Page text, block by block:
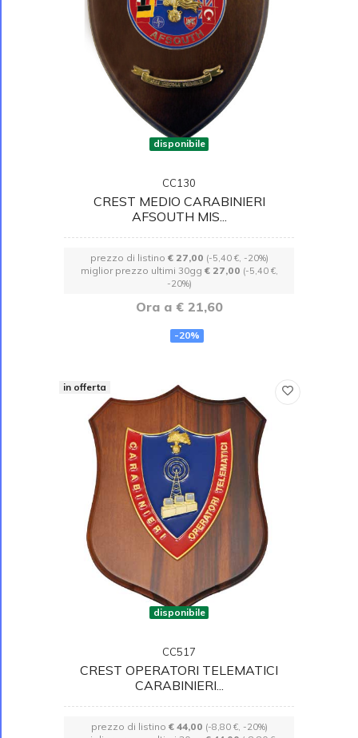
disponibile
CC130
CREST MEDIO CARABINIERI
AFSOUTH MIS...
prezzo di listino € 27,00 (-5,40 €, -20%)
miglior prezzo ultimi 30gg € 27,00 (-5,40 €,
-20%)
Ora a € 21,60
-20%
in offerta
disponibile
CC517
CREST OPERATORI TELEMATICI
CARABINIERI...
prezzo di listino € 44,00 (-8,80 €, -20%)